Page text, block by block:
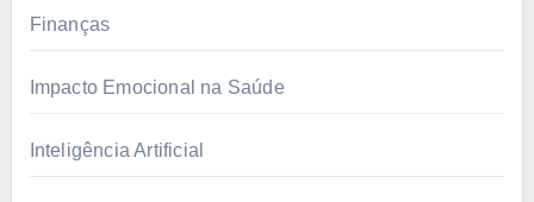
Finanças
Impacto Emocional na Saúde
Inteligência Artificial